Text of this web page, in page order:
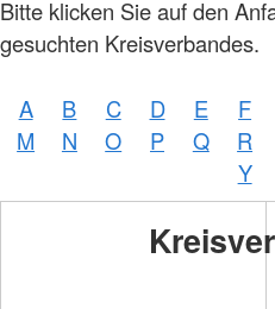
Bitte klicken Sie auf den
gesuchten Kreisverbandes.
A B C D E F
M
N O P Q R
Y